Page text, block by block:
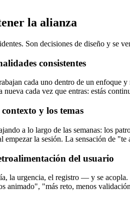
la alianza
Son decisiones de diseño y se
consistentes
cada uno dentro de un enfoque y
nueva cada vez que entras: estás
y los temas
a lo largo de las semanas: los
empezar la sesión. La sensación de
del usuario
la urgencia, el registro — y se acopla.
animado", "más reto, menos